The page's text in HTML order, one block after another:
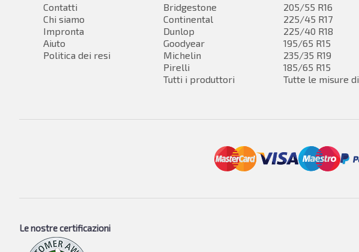
Contatti
Chi siamo
Impronta
Aiuto
Politica dei resi
Bridgestone
Continental
Dunlop
Goodyear
Michelin
Pirelli
Tutti i produttori
205/55 R16
225/45 R17
225/40 R18
195/65 R15
235/35 R19
185/65 R15
Tutte le misure
Le nostre certificazioni